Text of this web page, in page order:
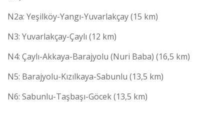
N2a: Yeşilköy-Yangı-Yuvarlakçay (15 km)
N3: Yuvarlakçay-Çaylı (12 km)
N4: Çaylı-Akkaya-Barajyolu (Nuri Baba) (16,5 km)
N5: Barajyolu-Kızılkaya-Sabunlu (13,5 km)
N6: Sabunlu-Taşbaşı-Göcek (13,5 km)